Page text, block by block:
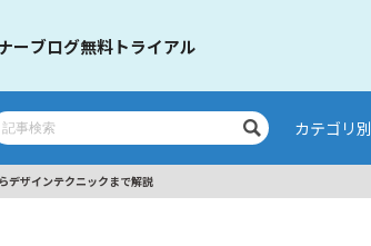
カテゴリ別
ーブログ無料トライアル
デザインテクニックまで解説